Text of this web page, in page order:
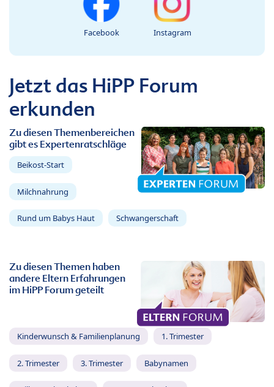
Facebook Instagram
Jetzt das HiPP Forum
erkunden
Zu diesen Themenbereichen
gibt es Expertenratschläge
Beikost-Start
Milchnahrung
Rund um Babys Haut Schwangerschaft
Zu diesen Themen haben
andere Eltern Erfahrungen
im HiPP Forum geteilt
Kinderwunsch & Familienplanung 1. Trimester
2. Trimester 3. Trimester Babynamen